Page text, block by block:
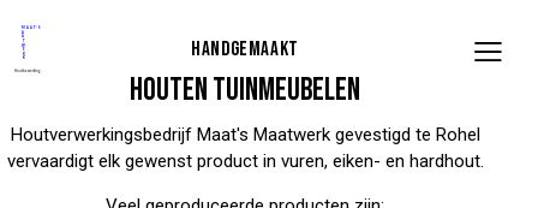
HANDGEMAAKT
HOUTEN TUINMEUBELEN
Houtverwerkingsbedrijf Maat's Maatwerk gevestigd te Rohel
vervaardigt elk gewenst product in vuren, eiken- en hardhout.